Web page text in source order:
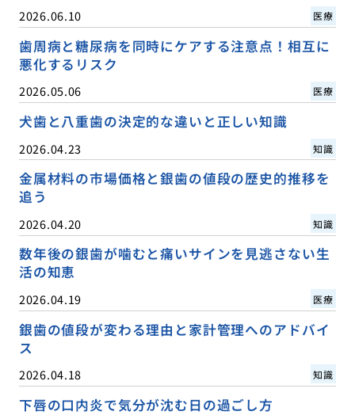
2026.06.10 医療
歯周病と糖尿病を同時にケアする注意点！相互に
悪化するリスク
2026.05.06 医療
犬歯と八重歯の決定的な違いと正しい知識
2026.04.23 知識
金属材料の市場価格と銀歯の値段の歴史的推移を
追う
2026.04.20 知識
数年後の銀歯が噛むと痛いサインを見逃さない生
活の知恵
2026.04.19 医療
銀歯の値段が変わる理由と家計管理へのアドバイ
ス
2026.04.18 知識
下唇の口内炎で気分が沈む日の過ごし方